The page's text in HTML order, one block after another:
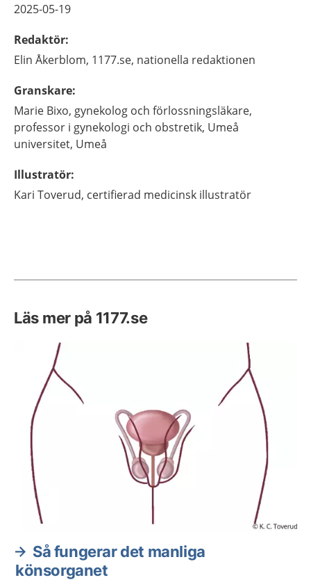
2025-05-19
Redaktör:
Elin Åkerblom, 1177.se, nationella redaktionen
Granskare:
Marie Bixo, gynekolog och förlossningsläkare,
professor i gynekologi och obstretik, Umeå
universitet, Umeå
Illustratör:
Kari Toverud, certifierad medicinsk illustratör
Läs mer på 1177.se
Så fungerar det manliga
könsorganet